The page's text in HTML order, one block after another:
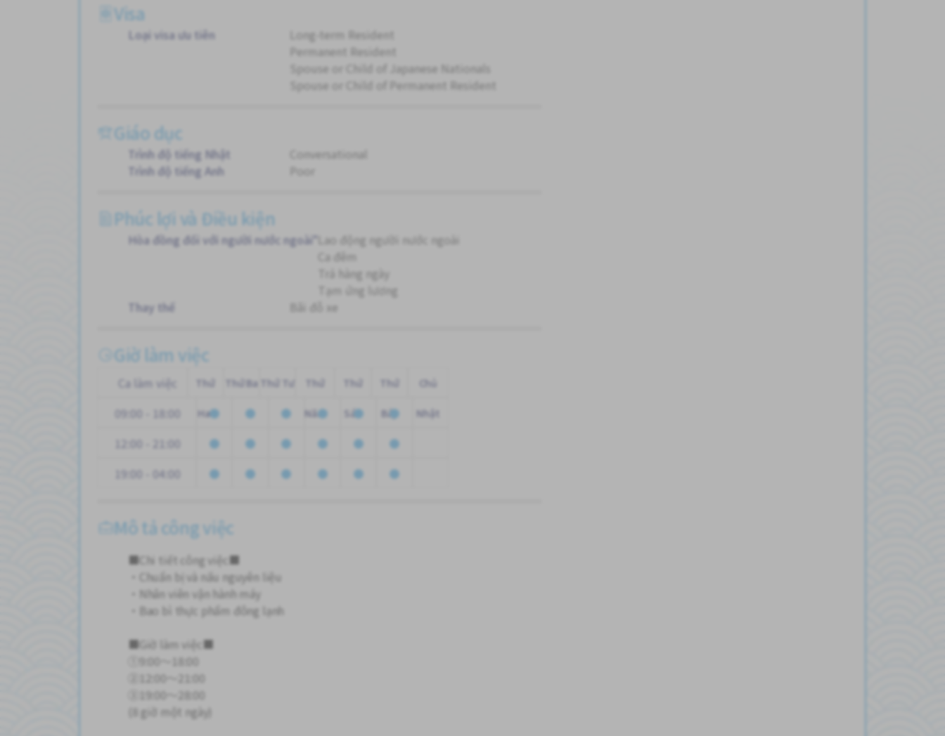
Visa
Loại visa ưu tiên
Long-term Resident
Permanent Resident
Spouse or Child of Japanese Nationals
Spouse or Child of Permanent Resident
Giáo dục
Trình độ tiếng Nhật
Conversational
Trình độ tiếng Anh
Poor
Phúc lợi và Điều kiện
Hòa đồng đối với người nước ngoài" Lao động người nước ngoài
Ca đêm
Trả hàng ngày
Tạm ứng lương
Thay thế
Bãi đỗ xe
Giờ làm việc
Ca làm việc Thứ
Hai
Thứ Ba Thứ Tư Thứ
Năm
Thứ
Sáu
Thứ
Bảy
Chủ
Nhật
09:00 - 18:00
12:00 - 21:00
19:00 - 04:00
Mô tả công việc
■Chi tiết công việc■
・Chuẩn bị và nấu nguyên liệu
・Nhân viên vận hành máy
・Bao bì thực phẩm đông lạnh
■Giờ làm việc■
①9:00～18:00
②12:00～21:00
③19:00～28:00
(8 giờ một ngày)